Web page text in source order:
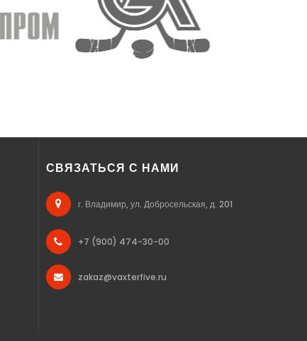
СВЯЗАТЬСЯ С НАМИ
г. Владимир, ул. Добросельская, д. 201
+7 (900) 474-30-00
zakaz@vaxterfive.ru